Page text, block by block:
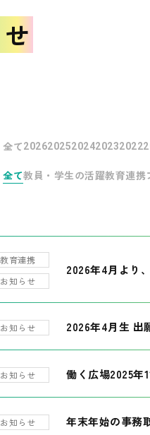
全て20262025202420232022
全て教員・学生の活躍教育連携
教育連携
お知らせ
2026年4月より
お知らせ 2026年4月生 出
お知らせ 働く広場2025年
お知らせ 年末年始の事務